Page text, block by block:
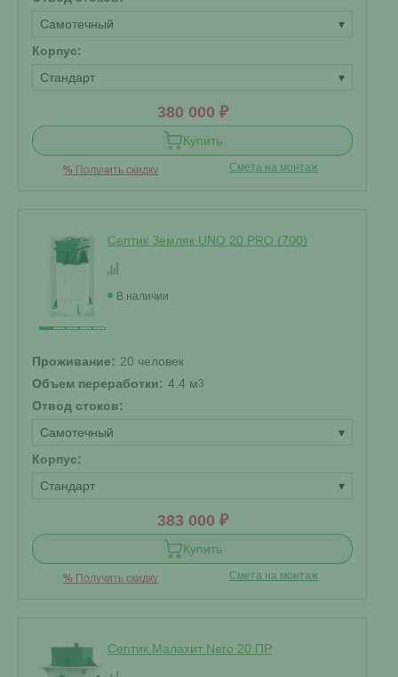
Самотечный
▾
Корпус:
Стандарт
▾
380 000 ₽
Купить
% Получить скидку Смета на монтаж
Септик Земляк UNO 20 PRO (700)
В наличии
Проживание: 20 человек
Объем переработки: 4.4 м3
Отвод стоков:
Самотечный
▾
Корпус:
Стандарт
▾
383 000 ₽
Купить
% Получить скидку Смета на монтаж
Септик Малахит Nero 20 ПР